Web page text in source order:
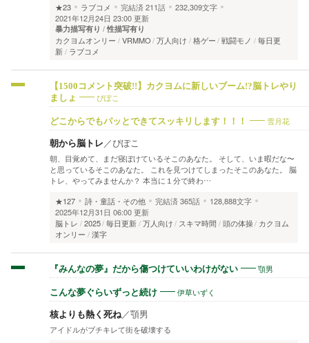
★23
ラブコメ 完結済211話
232,309文字
2021年12月24日 23:00 更新
暴力描写有り 性描写有り
カクヨムオンリー VRMMO 万人向け 格ゲー 戦闘モノ
毎日更
新
ラブコメ
【1500コメント突破!!】カクヨムに新しいブーム!?脳トレやり
ましょ
ぴぽこ
どこからでもパッとできてスッキリします！！！ 雪月花
朝から脳トレ ／ぴぽこ
朝、目覚めて、まだ寝ぼけているそこのあなた。 そして、いま暇だな〜
と思っているそこのあなた。 これを見つけてしまったそこのあなた。 脳
トレ、やってみませんか？ 本当に１分で終わ…
★127
詩・童話・その他 完結済365話
128,888文字
2025年12月31日 06:00 更新
脳トレ
2025 毎日更新 万人向け スキマ時間 頭の体操 カクヨム
オンリー
漢字
『みんなの夢』だから傷つけていいわけがない 顎男
こんな夢ぐらいずっと続け 伊草いずく
核よりも熱く死ね／顎男
アイドルがブチキレて街を破壊する